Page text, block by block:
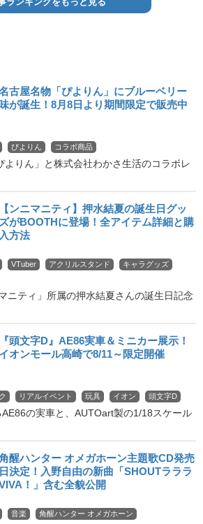
古屋名物「ぴよりん」にブルーベリー
が誕生！8月8日より期間限定で販売中
ぴよりん コラボ商品
よりん」と株式会社わかさ生活のコラボレ
【ンニマニティ】押水結夏の誕生日グッ
ズがBOOTHに登場！全アイテム詳細と購
入方法
VTuber アクリルスタンド
キャラグッズ
ニティ」所属の押水結夏さんの誕生日記念
『頭文字D』AE86実車＆ミニカー展示！
イオンモール高崎で8/11～限定開催
リアルイベント 玩具 イオン 頭文字D
AE86の実車と、AUTOart製の1/18スケール
醒ハンター オメガホーン主題歌CD発売
日決定！入野自由の新曲「SHOUTラララ
！」含む全貌公開
音楽 角醒ハンター オメガホーン